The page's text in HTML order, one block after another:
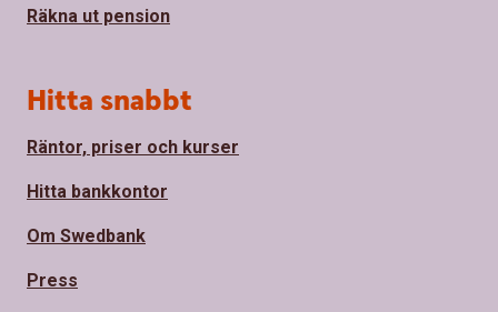
Räkna ut pension
Hitta snabbt
Räntor, priser och kurser
Hitta bankkontor
Om Swedbank
Press